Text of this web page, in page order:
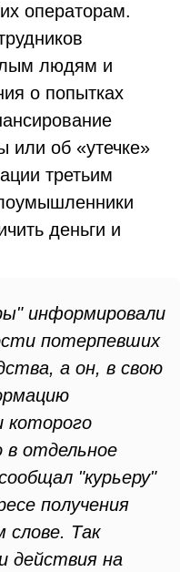
операторам.
людям и
о попытках
или об «утечке»
третьим
деньги и
информировали
потерпевших
а он, в свою
которого
в отдельное
"курьеру"
получения
слове. Так
действия на